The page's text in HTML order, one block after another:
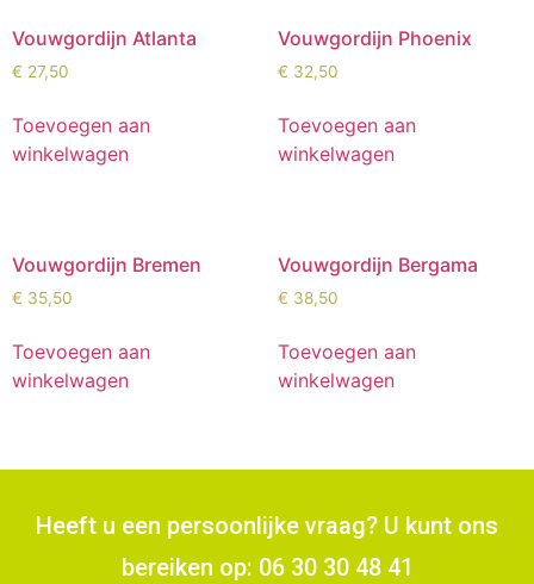
Vouwgordijn Atlanta
€ 27,50
Toevoegen aan
winkelwagen
Vouwgordijn Phoenix
€ 32,50
Toevoegen aan
winkelwagen
Vouwgordijn Bremen
€ 35,50
Toevoegen aan
winkelwagen
Vouwgordijn Bergama
€ 38,50
Toevoegen aan
winkelwagen
Heeft u een persoonlijke vraag? U kunt ons
bereiken op: 06 30 30 48 41